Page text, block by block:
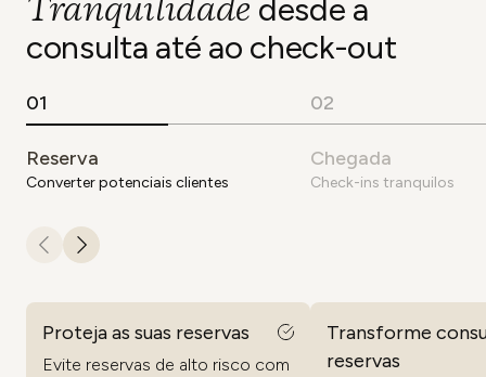
Tranquilidade desde a
consulta até ao check-out
01
Reserva
Converter potenciais clientes
02
Chegada
Check-ins tranquilos
Proteja as suas reservas
Evite reservas de alto risco com
Transforme
reservas